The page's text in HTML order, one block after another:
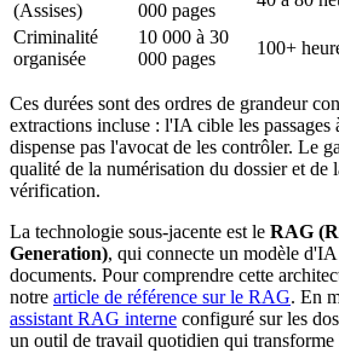
(Assises) 000 pages
Criminalité
organisée
10 000 à 30
000 pages
100+
Ces durées sont des ordres de grandeur
extractions incluse : l'IA cible les passages
dispense pas l'avocat de les contrôler. Le
qualité de la numérisation du dossier et de
vérification.
La technologie sous-jacente est le RAG
Generation), qui connecte un modèle
documents. Pour comprendre cette
notre article de référence sur le RAG. En
assistant RAG interne configuré sur les
un outil de travail quotidien qui transforme